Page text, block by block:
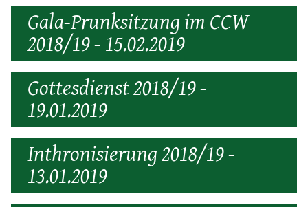
Gala-Prunksitzung im CCW
2018/19 - 15.02.2019
Gottesdienst 2018/19 -
19.01.2019
Inthronisierung 2018/19 -
13.01.2019